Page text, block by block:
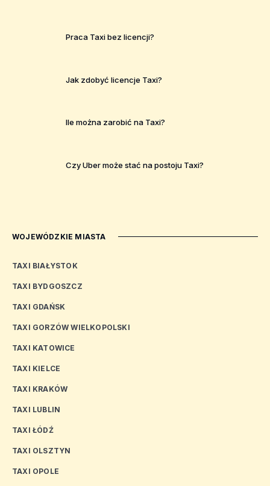
Praca Taxi bez licencji?
Jak zdobyć licencje Taxi?
Ile można zarobić na Taxi?
Czy Uber może stać na postoju Taxi?
WOJEWÓDZKIE MIASTA
TAXI BIAŁYSTOK
TAXI BYDGOSZCZ
TAXI GDAŃSK
TAXI GORZÓW WIELKOPOLSKI
TAXI KATOWICE
TAXI KIELCE
TAXI KRAKÓW
TAXI LUBLIN
TAXI ŁÓDŹ
TAXI OLSZTYN
TAXI OPOLE